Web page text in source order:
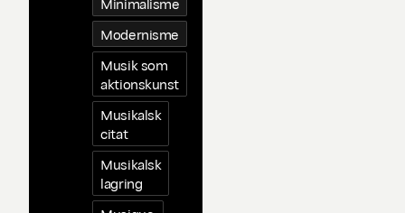
Modernisme
Musik som
aktionskunst
Musikalsk
citat
Musikalsk
lagring